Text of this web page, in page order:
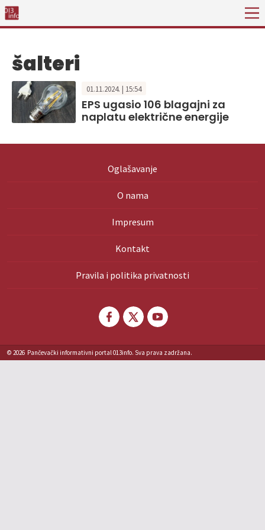
šalteri
01.11.2024. | 15:54
EPS ugasio 106 blagajni za
naplatu električne energije
Oglašavanje
O nama
Impresum
Kontakt
Pravila i politika privatnosti
© 2026 Pančevački informativni portal 013info. Sva prava zadržana.